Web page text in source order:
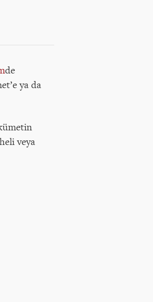
de
ya da
veya